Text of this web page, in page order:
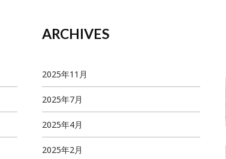
ARCHIVES
2025年11月
2025年7月
2025年4月
2025年2月